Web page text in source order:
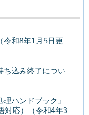
令和8年1月5日更
ち込み終了につい
理ハンドブック』
対応）（令和4年3